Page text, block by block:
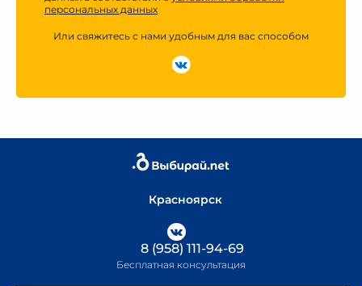
персональных данных
Или свяжитесь с нами удобным для вас способом
Красноярск
8 (958) 111-94-69
Бесплатная консультация